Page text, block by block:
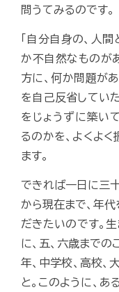
問うてみるのです。
「自分自身の、人
か不自然なものが
方に、何か問題が
を自己反省してい
をじょうずに築い
るのかを、よくよ
ます。
できれば一日に三
から現在まで、年
だきたいのです。生
に、五、六歳までの
年、中学校、高校、
と。このように、あ